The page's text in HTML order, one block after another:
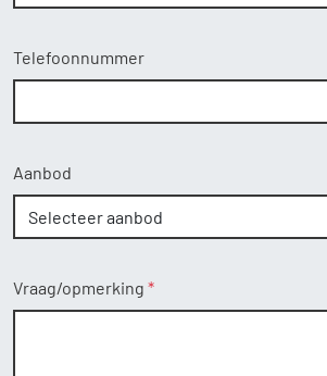
Telefoonnummer
Aanbod
Vraag/opmerking